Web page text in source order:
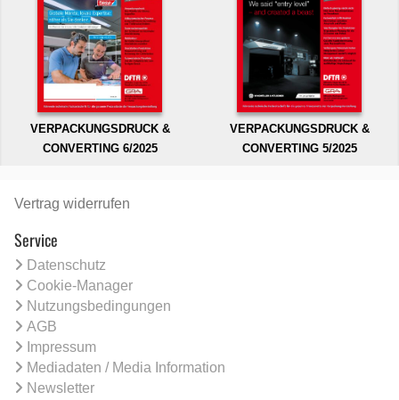
VERPACKUNGSDRUCK &
CONVERTING 6/2025
VERPACKUNGSDRUCK &
CONVERTING 5/2025
Vertrag widerrufen
Service
Datenschutz
Cookie-Manager
Nutzungsbedingungen
AGB
Impressum
Mediadaten / Media Information
Newsletter